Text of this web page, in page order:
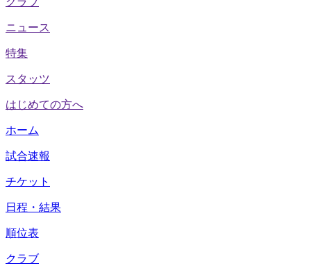
ニュース
特集
スタッツ
はじめての方へ
ホーム
試合速報
チケット
日程・結果
順位表
クラブ